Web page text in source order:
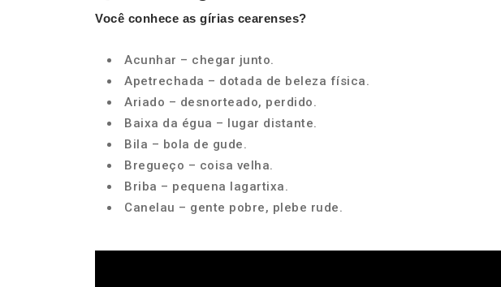
Você conhece as gírias cearenses?
Acunhar – chegar junto.
Apetrechada – dotada de beleza física.
Ariado – desnorteado, perdido.
Baixa da égua – lugar distante.
Bila – bola de gude.
Bregueço – coisa velha.
Briba – pequena lagartixa.
Canelau – gente pobre, plebe rude.